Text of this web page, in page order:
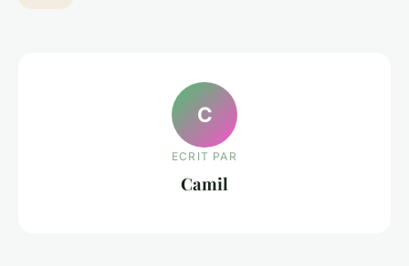
C
ECRIT PAR
Camil